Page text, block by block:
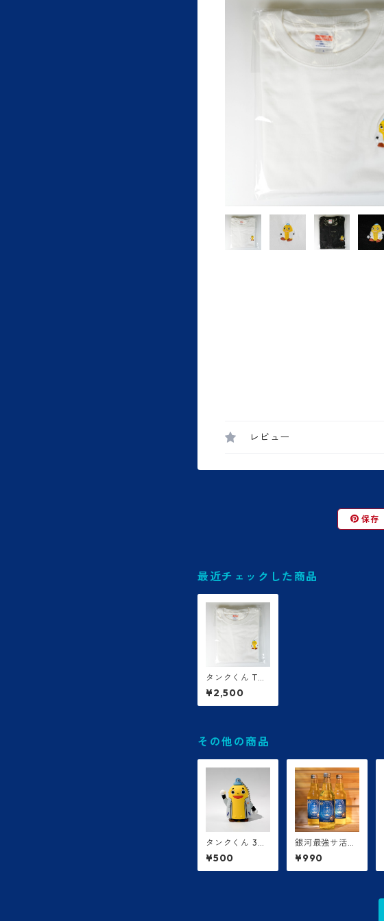
レビュー
保存
最近チェックした商品
タンクくん Tシ
ャツ（黒・白）
¥2,500
その他の商品
タンクくん 3D
ストラップ
¥500
銀河最強サ活ド
リンク【3本セ
ット】
¥990